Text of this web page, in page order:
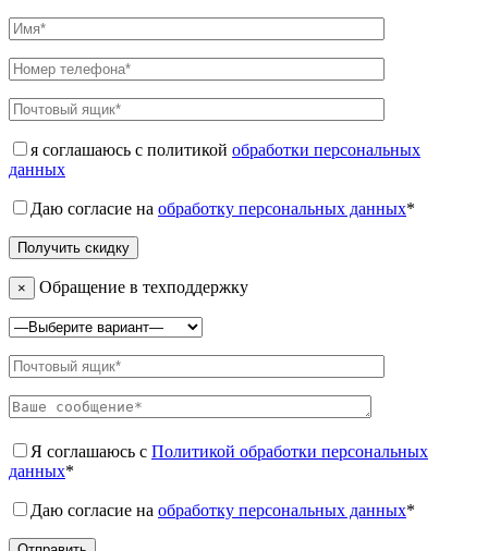
я соглашаюсь с политикой обработки персональных
данных
Даю согласие на обработку персональных данных*
× Обращение в техподдержку
Я соглашаюсь с Политикой обработки персональных
данных*
Даю согласие на обработку персональных данных*